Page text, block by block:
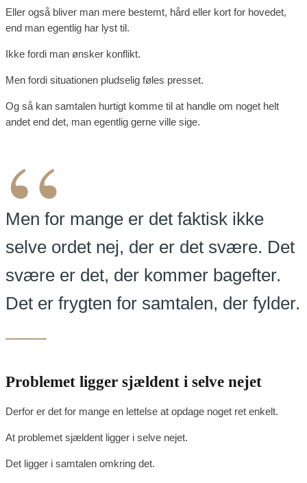
Eller også bliver man mere bestemt, hård eller kort for hovedet,
end man egentlig har lyst til.
Ikke fordi man ønsker konflikt.
Men fordi situationen pludselig føles presset.
Og så kan samtalen hurtigt komme til at handle om noget helt
andet end det, man egentlig gerne ville sige.
“
Men for mange er det faktisk ikke
selve ordet nej, der er det svære. Det
svære er det, der kommer bagefter.
Det er frygten for samtalen, der fylder.
Problemet ligger sjældent i selve nejet
Derfor er det for mange en lettelse at opdage noget ret enkelt.
At problemet sjældent ligger i selve nejet.
Det ligger i samtalen omkring det.